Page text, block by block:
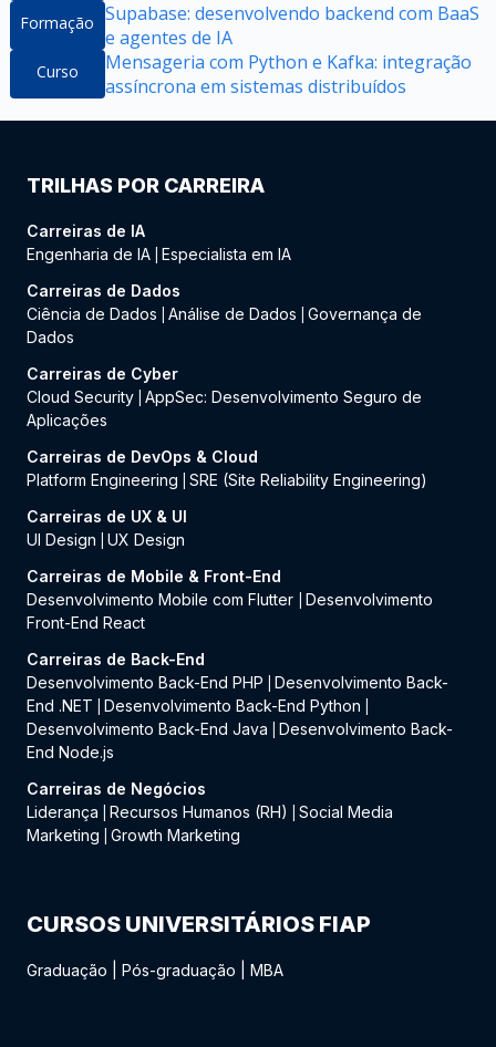
Formação Supabase: desenvolvendo backend com BaaS
e agentes de IA
Curso
Mensageria com Python e Kafka: integração
assíncrona em sistemas distribuídos
TRILHAS POR CARREIRA
Carreiras de IA
Engenharia de IA Especialista em IA
Carreiras de Dados
Ciência de Dados
Análise de Dados
Governança de
Dados
Carreiras de Cyber
Cloud Security AppSec: Desenvolvimento Seguro de
Aplicações
Carreiras de DevOps & Cloud
Platform Engineering
SRE (Site Reliability Engineering)
Carreiras de UX & UI
UI Design
UX Design
Carreiras de Mobile & Front-End
Desenvolvimento Mobile com Flutter
Desenvolvimento
Front-End React
Carreiras de Back-End
Desenvolvimento Back-End PHP
Desenvolvimento Back-
End .NET
Desenvolvimento Back-End Python
Desenvolvimento Back-End Java
Desenvolvimento Back-
End Node.js
Carreiras de Negócios
Liderança
Recursos Humanos (RH)
Social Media
Marketing
Growth Marketing
CURSOS UNIVERSITÁRIOS FIAP
Graduação Pós-graduação MBA